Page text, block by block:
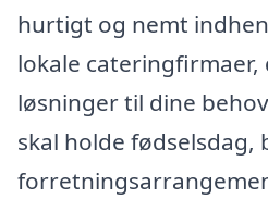
hurtigt og nemt
lokale
løsninger til dine
skal holde fødselsdag,